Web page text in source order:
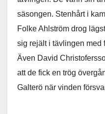
säsongen. Stenhårt i
Folke Ahlström drog
sig rejält i tävlingen med
Även David
att de fick en trög
Galterö när vinden